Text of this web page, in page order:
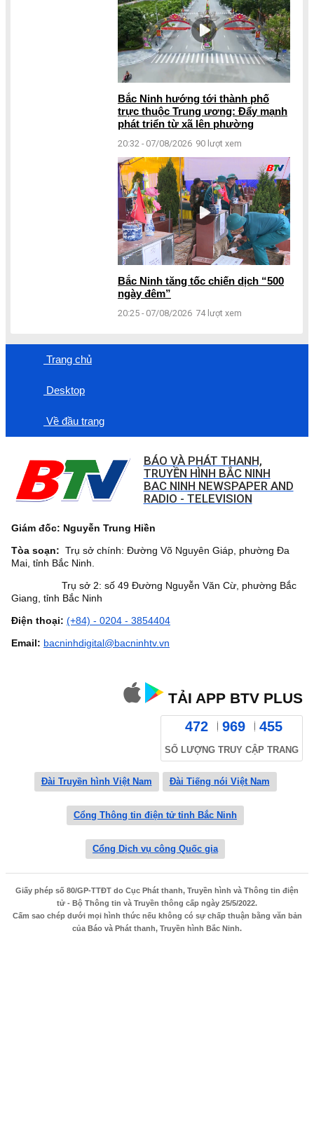
Bắc Ninh hướng tới thành phố
trực thuộc Trung ương: Đẩy mạnh
phát triển từ xã lên phường
20:32 - 07/08/2026 90 lượt xem
Bắc Ninh tăng tốc chiến dịch “500
ngày đêm”
20:25 - 07/08/2026 74 lượt xem
Trang chủ
Desktop
Về đầu trang
BÁO VÀ PHÁT THANH,
TRUYỀN HÌNH BẮC NINH
BAC NINH NEWSPAPER AND
RADIO - TELEVISION
Giám đốc: Nguyễn Trung Hiền
Tòa soạn: Trụ sở chính: Đường Võ Nguyên Giáp, phường Đa
Mai, tỉnh Bắc Ninh.
Trụ sở 2: số 49 Đường Nguyễn Văn Cừ, phường Bắc
Giang, tỉnh Bắc Ninh
Điện thoại: (+84) - 0204 - 3854404
Email: bacninhdigital@bacninhtv.vn
TẢI APP BTV PLUS
472 969 455
SỐ LƯỢNG TRUY CẬP TRANG
Đài Truyền hình Việt Nam Đài Tiếng nói Việt Nam
Cổng Thông tin điện tử tỉnh Bắc Ninh
Cổng Dịch vụ công Quốc gia
Giấy phép số 80/GP-TTĐT do Cục Phát thanh, Truyền hình và Thông tin điện
tử - Bộ Thông tin và Truyền thông cấp ngày 25/5/2022.
Cấm sao chép dưới mọi hình thức nếu không có sự chấp thuận bằng văn bản
của Báo và Phát thanh, Truyền hình Bắc Ninh.